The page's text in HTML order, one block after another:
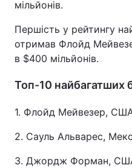
мільйонів.
Першість у рейтингу
отримав Флойд
в $400 мільйонів.
Топ-10 найбагатших
1. Флойд Мейвезер,
2. Сауль Альварес,
3. Джордж Форман,